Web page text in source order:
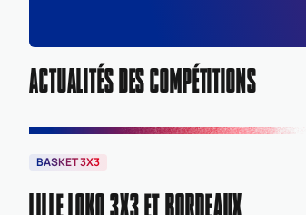
ACTUALITÉS DES COMPÉTITIONS
BASKET 3X3
LILLE LOKO 3X3 ET BORDEAUX